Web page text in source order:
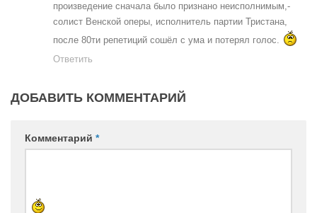
произведение сначала было признано неисполнимым,-
солист Венской оперы, исполнитель партии Тристана,
после 80ти репетиций сошёл с ума и потерял голос.
Ответить
ДОБАВИТЬ КОММЕНТАРИЙ
Комментарий *